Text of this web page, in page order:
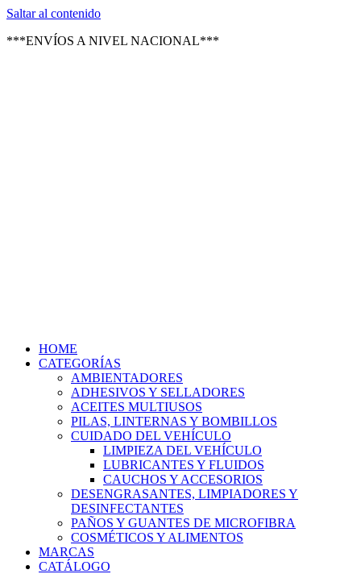
Texsal Venezuela –
Saltar al contenido
***ENVÍOS A NIVEL NACIONAL***
HOME
CATEGORÍAS
AMBIENTADORES
ADHESIVOS Y SELLADORES
ACEITES MULTIUSOS
PILAS, LINTERNAS Y BOMBILLOS
CUIDADO DEL VEHÍCULO
LIMPIEZA DEL VEHÍCULO
LUBRICANTES Y FLUIDOS
CAUCHOS Y ACCESORIOS
DESENGRASANTES, LIMPIADORES Y
DESINFECTANTES
PAÑOS Y GUANTES DE MICROFIBRA
COSMÉTICOS Y ALIMENTOS
MARCAS
CATÁLOGO